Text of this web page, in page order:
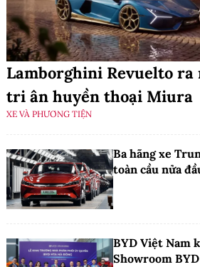
Lamborghini Revuelto ra
tri ân huyền thoại Miura
XE VÀ PHƯƠNG TIỆN
Ba hãng xe
toàn cầu nửa
BYD Việt Nam
Showroom